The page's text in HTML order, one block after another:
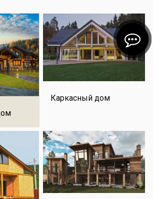
Каркасный дом